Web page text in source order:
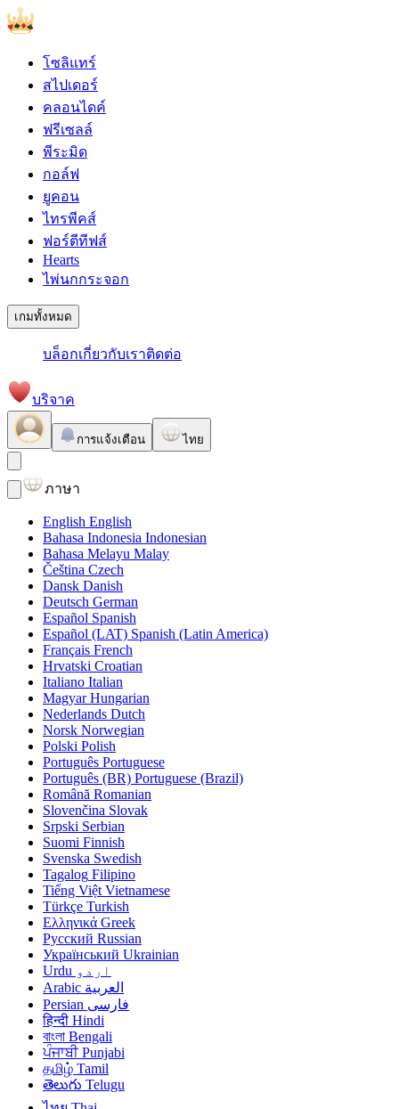
โซลิแทร์
สไปเดอร์
คลอนไดค์
ฟรีเซลล์
พีระมิด
กอล์ฟ
ยูคอน
ไทรพีคส์
ฟอร์ตีทีฟส์
Hearts
ไพ่นกกระจอก
เกมทั้งหมด
บล็อกเกี่ยวกับเราติดต่อ
บริจาค
การแจ้งเตือน ไทย
ภาษา
English English
Bahasa Indonesia Indonesian
Bahasa Melayu Malay
Čeština Czech
Dansk Danish
Deutsch German
Español Spanish
Español (LAT) Spanish (Latin America)
Français French
Hrvatski Croatian
Italiano Italian
Magyar Hungarian
Nederlands Dutch
Norsk Norwegian
Polski Polish
Português Portuguese
Português (BR) Portuguese (Brazil)
Română Romanian
Slovenčina Slovak
Srpski Serbian
Suomi Finnish
Svenska Swedish
Tagalog Filipino
Tiếng Việt Vietnamese
Türkçe Turkish
Ελληνικά Greek
Русский Russian
Український Ukrainian
اردو Urdu
العربية Arabic
فارسی Persian
हिन्दी Hindi
বাংলা Bengali
ਪੰਜਾਬੀ Punjabi
தமிழ் Tamil
తెలుగు Telugu